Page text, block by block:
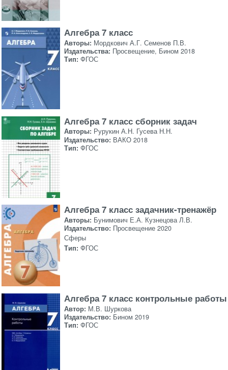
Алгебра 7 класс
Авторы: Мордкович А.Г. Семенов П.В.
Издательства: Просвещение, Бином 2018
Тип: ФГОС
Алгебра 7 класс сборник задач
Авторы: Рурукин А.Н. Гусева Н.Н.
Издательство: ВАКО 2018
Тип: ФГОС
Алгебра 7 класс задачник-тренажёр
Авторы: Бунимович Е.А. Кузнецова Л.В.
Издательство: Просвещение 2020
Сферы
Тип: ФГОС
Алгебра 7 класс контрольные работы
Автор: М.В. Шуркова
Издательство: Бином 2019
Тип: ФГОС